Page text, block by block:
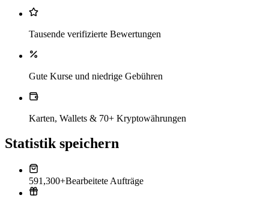
Tausende verifizierte Bewertungen
Gute Kurse und niedrige Gebühren
Karten, Wallets & 70+ Kryptowährungen
Statistik speichern
591,300+Bearbeitete Aufträge